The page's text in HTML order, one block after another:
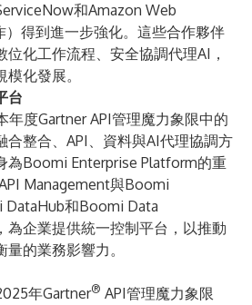
和Amazon Web
）得到進一步強化。這些合作夥伴
化工作流程、安全協調代理AI，
化發展。
台
度Gartner API管理魔力象限中的
合整合、API、資料與AI代理協調方
為Boomi Enterprise Platform的重
Management與Boomi
和Boomi Data
企業提供統一控制平台，以推動
的業務影響力。
年Gartner® API管理魔力象限